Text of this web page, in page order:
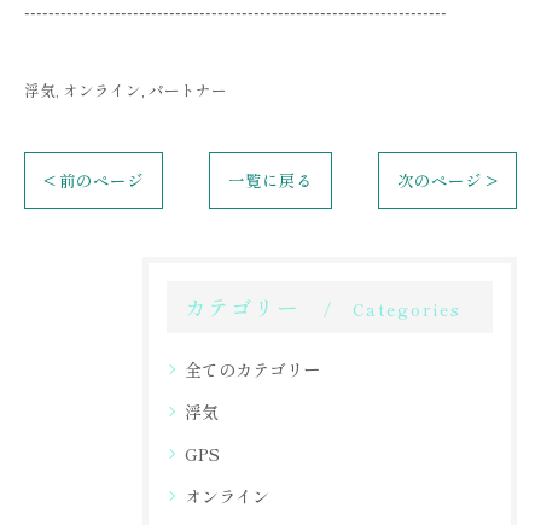
----------------------------------------------------------------------
浮気 オンライン パートナー
< 前のページ 一覧に戻る 次のページ >
カテゴリー Categories
全てのカテゴリー
浮気
GPS
オンライン